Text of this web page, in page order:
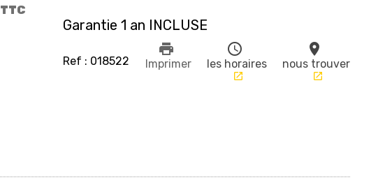
TTC
Garantie 1 an INCLUSE
Ref : 018522
print
Imprimer
schedule
les horaires
launch
place
nous trouver
launch